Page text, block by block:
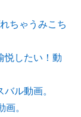
ちゃうみこち
悦したい！動
ル動画。
。